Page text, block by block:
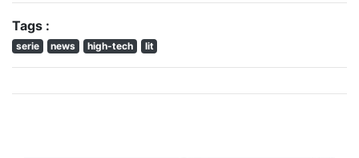
Tags :
serie news high-tech lit